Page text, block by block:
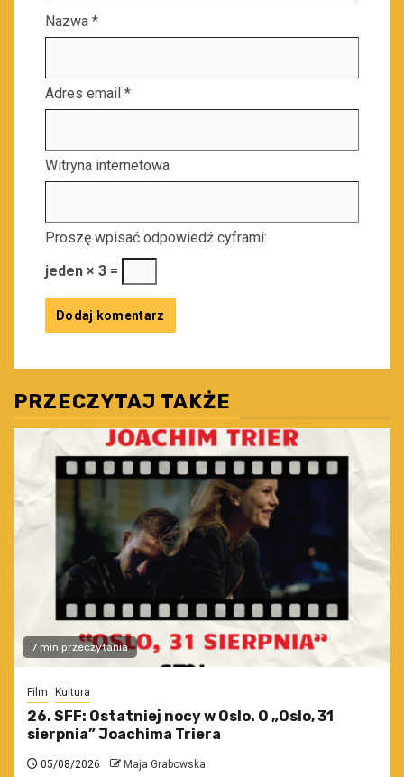
Nazwa *
Adres email *
Witryna internetowa
Proszę wpisać odpowiedź cyframi:
jeden × 3 =
PRZECZYTAJ TAKŻE
7 min przeczytania
Film Kultura
26. SFF: Ostatniej nocy w Oslo. O „Oslo, 31
sierpnia” Joachima Triera
05/08/2026 Maja Grabowska